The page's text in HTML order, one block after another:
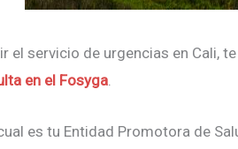
el servicio de urgencias en Cali,
en el Fosyga.
es tu Entidad Promotora de